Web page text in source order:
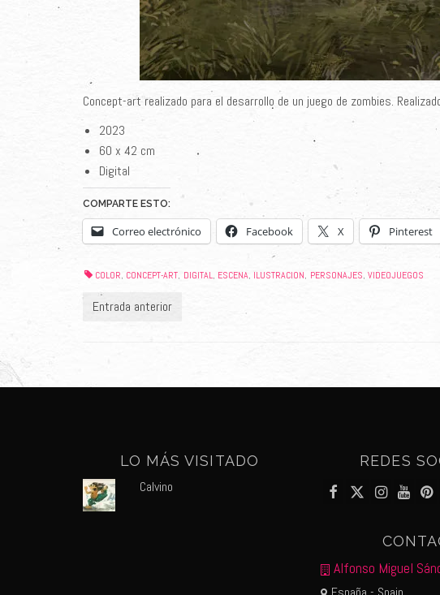
Concept-art realizado para el desarrollo de un juego de zombies.
2023
60 x 42 cm
Digital
COMPARTE ESTO:
Correo electrónico Facebook X Pinterest
COLOR, CONCEPT-ART, DIGITAL, ESCENA, ILUSTRACION, PERSONAJES, VIDEOJUEGOS
Entrada anterior
LO MÁS VISITADO
Calvino
REDES
Alfonso Miguel